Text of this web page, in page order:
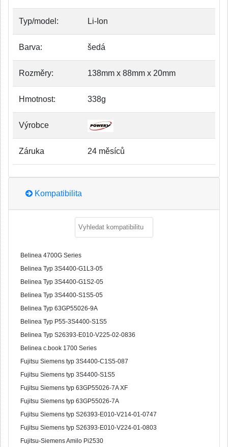
Typ/model: Li-Ion
Barva: šedá
Rozměry: 138mm x 88mm x 20mm
Hmotnost: 338g
Výrobce
Záruka 24 měsíců
Kompatibilita
Belinea 4700G Series
Belinea Typ 3S4400-G1L3-05
Belinea Typ 3S4400-G1S2-05
Belinea Typ 3S4400-S1S5-05
Belinea Typ 63GP55026-9A
Belinea Typ P55-3S4400-S1S5
Belinea Typ S26393-E010-V225-02-0836
Belinea c.book 1700 Series
Fujitsu Siemens typ 3S4400-C1S5-087
Fujitsu Siemens typ 3S4400-S1S5
Fujitsu Siemens typ 63GP55026-7A XF
Fujitsu Siemens typ 63GP55026-7A
Fujitsu Siemens typ S26393-E010-V214-01-0747
Fujitsu Siemens typ S26393-E010-V224-01-0803
Fujitsu-Siemens Amilo Pi2530